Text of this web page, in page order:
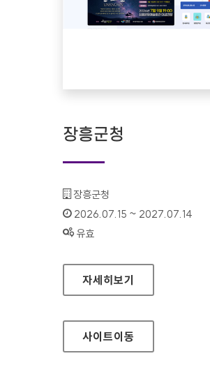
장흥군청
기관명 :
장흥군청
인증기간 :
2026.07.15 ~ 2027.07.14
상태 :
유효
장흥군청
자세히보기
사이트이동